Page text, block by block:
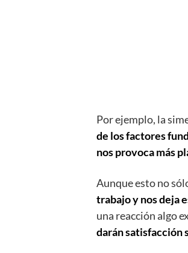
Por ejemplo, la
de los factores
nos provoca más
Aunque esto no
trabajo y nos deja
una reacción algo
darán satisfacción